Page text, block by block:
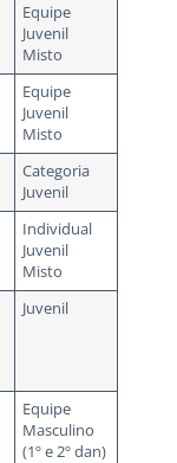
Equipe
Juvenil
Misto
Equipe
Juvenil
Misto
Categoria
Juvenil
Individual
Juvenil
Misto
Juvenil
Equipe
Masculino
(1º e 2º dan)